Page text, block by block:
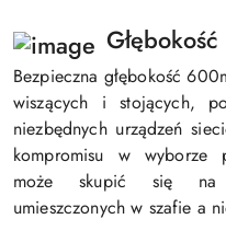
Bezpieczna głębokość
wiszących i stojących,
niezbędnych urządzeń
kompromisu w wyborze
może skupić się na
umieszczonych w szafie a